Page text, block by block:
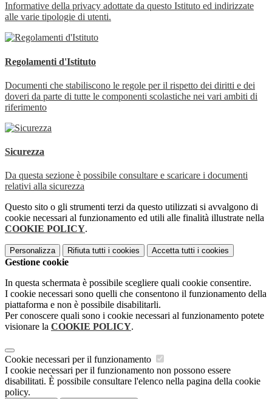
Informative della privacy adottate da questo Istituto ed indirizzate
alle varie tipologie di utenti.
Regolamenti d'Istituto
Documenti che stabiliscono le regole per il rispetto dei diritti e dei
doveri da parte di tutte le componenti scolastiche nei vari ambiti di
riferimento
Sicurezza
Da questa sezione è possibile consultare e scaricare i documenti
relativi alla sicurezza
Questo sito o gli strumenti terzi da questo utilizzati si avvalgono di
cookie necessari al funzionamento ed utili alle finalità illustrate nella
COOKIE POLICY.
Personalizza Rifiuta tutti i cookies Accetta tutti i cookies
Gestione cookie
In questa schermata è possibile scegliere quali cookie consentire.
I cookie necessari sono quelli che consentono il funzionamento della
piattaforma e non è possibile disabilitarli.
Per conoscere quali sono i cookie necessari al funzionamento potete
visionare la COOKIE POLICY.
Cookie necessari per il funzionamento
I cookie necessari per il funzionamento non possono essere
disabilitati. È possibile consultare l'elenco nella pagina della cookie
policy.